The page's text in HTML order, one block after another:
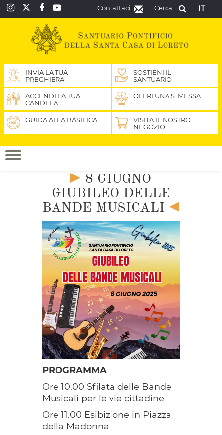
IT
Cerca
Contattaci
INVIA LA TUA
PREGHIERA
SOSTIENI IL
SANTUARIO
ACCENDI LA TUA
CANDELA
OFFRI UNA S. MESSA
GUIDA ALLA BASILICA
VISITA IL NOSTRO
NEGOZIO
8 GIUGNO
GIUBILEO DELLE
BANDE MUSICALI
PROGRAMMA
Ore 10.00 Sfilata delle Bande
Musicali per le vie cittadine
Ore 11.00 Esibizione in Piazza
della Madonna